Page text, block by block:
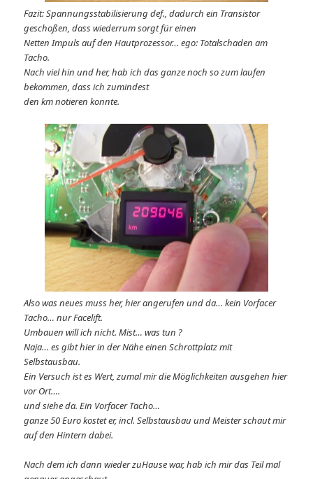
Fazit: Spannungsstabilisierung def., dadurch ein Transistor
geschoßen, dass wiederrum sorgt für einen
Netten Impuls auf den Hautprozessor… ego: Totalschaden am
Tacho.
Nach viel hin und her, hab ich das ganze noch so zum laufen
bekommen, dass ich zumindest
den km notieren konnte.
Also was neues muss her, hier angerufen und da… kein Vorfacer
Tacho… nur Facelift.
Umbauen will ich nicht. Mist… was tun ?
Naja… es gibt hier in der Nähe einen Schrottplatz mit
Selbstausbau.
Ein Versuch ist es Wert, zumal mir die Möglichkeiten ausgehen hier
vor Ort….
und siehe da. Ein Vorfacer Tacho…
ganze 50 Euro kostet er, incl. Selbstausbau und Meister schaut mir
auf den Hintern dabei.
Nach dem ich dann wieder zuHause war, hab ich mir das Teil mal